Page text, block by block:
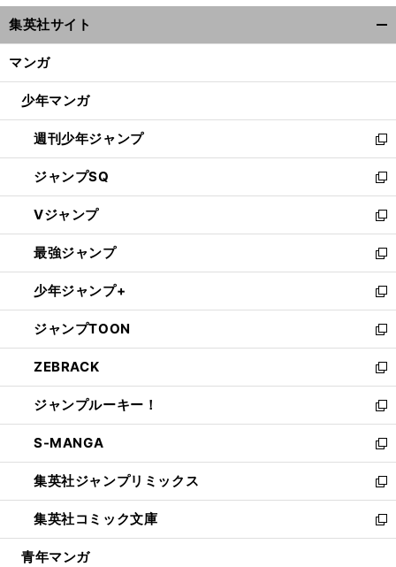
ウ
ィ
ン
ウ
開
く
集英社サイト
マンガ
少年マンガ
週刊少年ジャンプ
新
し
い
ウ
ィ
ン
ド
ウ
で
開
く
ジャンプSQ
新
し
い
ウ
ィ
ン
ド
ウ
で
開
く
Vジャンプ
新
し
い
ウ
ィ
ン
ド
ウ
で
開
く
最強ジャンプ
新
し
い
ウ
ィ
ン
ド
ウ
で
開
く
少年ジャンプ+
新
し
い
ウ
ィ
ン
ド
ウ
で
開
く
ジャンプTOON
新
し
い
ウ
ィ
ン
ド
ウ
で
開
く
ZEBRACK
新
し
い
ウ
ィ
ン
ド
ウ
で
開
ジャンプルーキー！
新
し
い
ウ
ィ
ン
ド
ウ
S-MANGA
新
し
い
ウ
ィ
ン
集英社ジャンプリミックス
新
し
い
ウ
集英社コミック文庫
新
し
青年マンガ